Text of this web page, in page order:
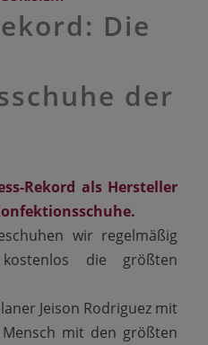
Die
der
Rekord als Hersteller
wir regelmäßig
die größten
Jeison Rodriguez mit
mit den größten